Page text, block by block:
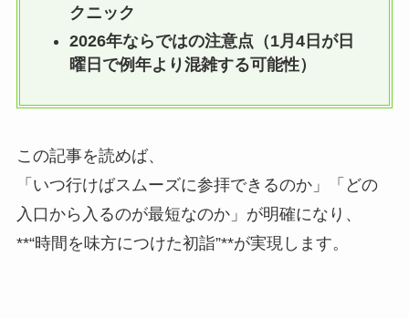
クニック
2026年ならではの注意点（1月4日が日
曜日で例年より混雑する可能性）
この記事を読めば、
「いつ行けばスムーズに参拝できるのか」「どの
入口から入るのが最短なのか」が明確になり、
**“時間を味方につけた初詣”**が実現します。